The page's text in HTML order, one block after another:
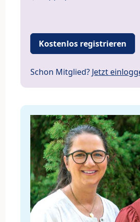
Kostenlos registrieren
Schon Mitglied? Jetzt